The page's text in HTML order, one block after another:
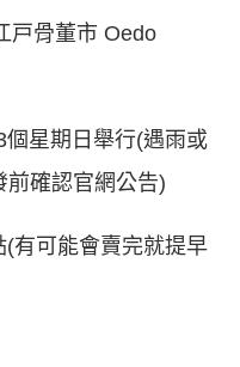
戸骨董市 Oedo
星期日舉行(遇雨或
前確認官網公告)
有可能會賣完就提早